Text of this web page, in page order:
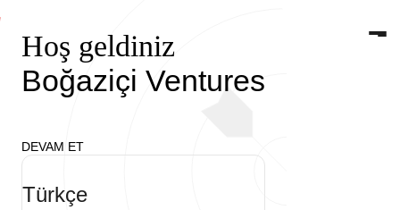
Hakkımızda
Hoş geldiniz
Boğaziçi Ventures
DEVAM ET
Türkçe
ARAŞTIRMA MERKEZİ